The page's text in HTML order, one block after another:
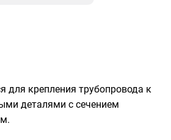
для крепления трубопровода к
деталями с сечением